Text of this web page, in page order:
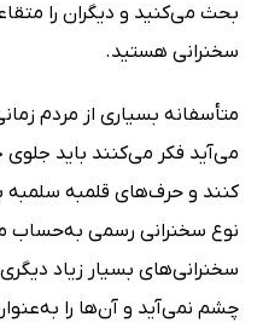
بحث می‌کنید و دیگران را
سخنرانی هستید.
متأسفانه بسیاری از مردم
می‌آید فکر می‌کنند باید
کنند و حرف‌های قلمبه سلمبه
نوع سخنرانی رسمی به‌حساب
سخنرانی‌های بسیار زیاد
چشم نمی‌آید و آن‌ها را